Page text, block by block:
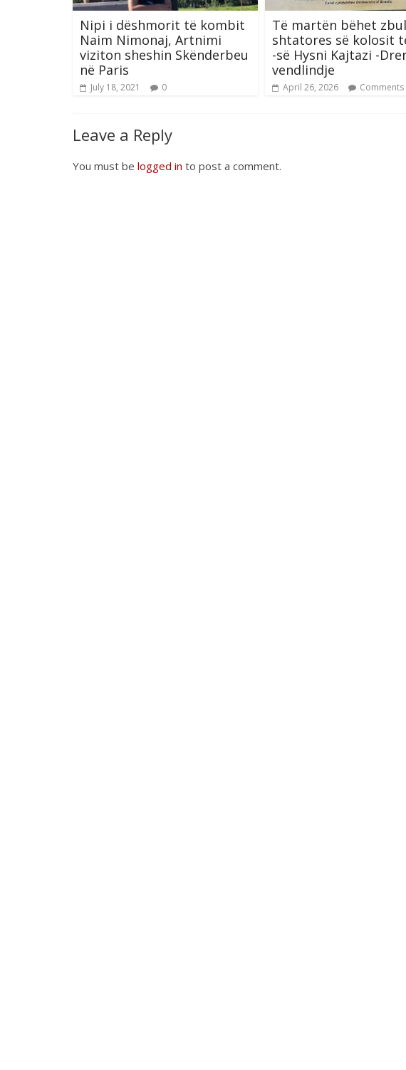
Nipi i dëshmorit të kombit
Naim Nimonaj, Artnimi
viziton sheshin Skënderbeu
në Paris
July 18, 2021 0
Të martën bëhet
shtatores së kolosit
-së Hysni Kajtazi -
vendlindje
April 26, 2026
Leave a Reply
You must be logged in to post a comment.